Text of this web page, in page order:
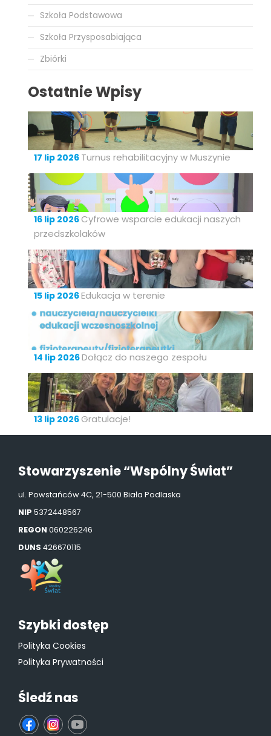
Szkoła Podstawowa
Szkoła Przysposabiająca
Zbiórki
Ostatnie Wpisy
17 lip 2026 Turnus rehabilitacyjny w Muszynie
16 lip 2026 Cyfrowe wsparcie edukacji naszych
przedszkolaków
15 lip 2026Edukacja w terenie
14 lip 2026Dołącz do naszego zespołu
13 lip 2026 Gratulacje!
Stowarzyszenie “Wspólny Świat”
ul. Powstańców 4C, 21-500 Biała Podlaska
NIP 5372448567
REGON 060226246
DUNS 426670115
Szybki dostęp
Polityka Cookies
Polityka Prywatności
Śledź nas
fb ins yt